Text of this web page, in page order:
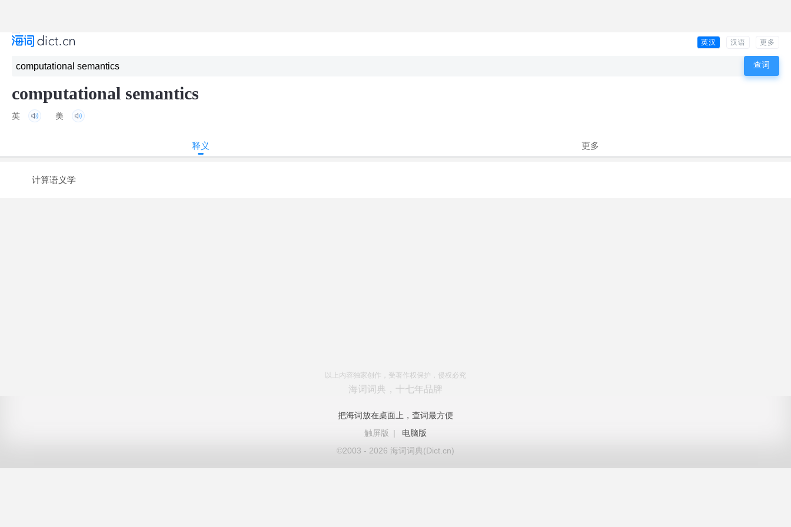
英汉 汉语 更多
computational semantics
英 美
释义 更多
计算语义学
以上内容独家创作，受著作权保护，侵权必究
海词词典，十七年品牌
把海词放在桌面上，查词最方便
触屏版
|
电脑版
©2003 - 2026 海词词典(Dict.cn)